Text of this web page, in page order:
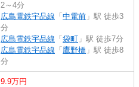
2～4分
広島電鉄宇品線 「 中電前 」駅 徒歩3
分
広島電鉄宇品線 「 袋町 」駅 徒歩7分
広島電鉄宇品線 「 鷹野橋 」駅 徒歩8
分
9.9万円